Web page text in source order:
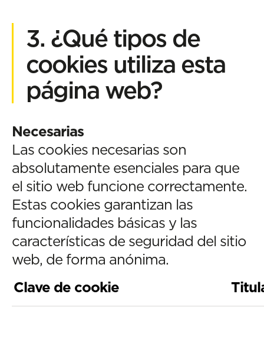
3. ¿Qué tipos de
cookies utiliza esta
página web?
Necesarias
Las cookies necesarias son
absolutamente esenciales para que
el sitio web funcione correctamente.
Estas cookies garantizan las
funcionalidades básicas y las
características de seguridad del sitio
web, de forma anónima.
Clave de cookie